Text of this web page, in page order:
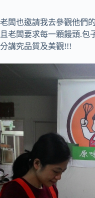
老闆也邀請我去參觀他們
且老闆要求每一顆饅頭.包
分講究品質及美觀!!!